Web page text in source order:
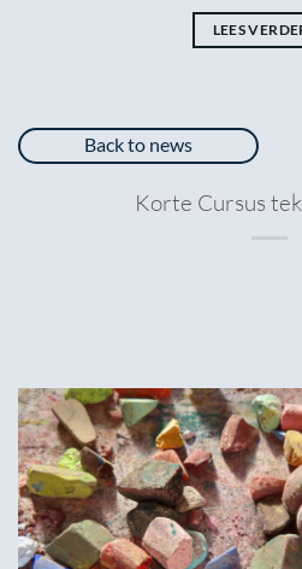
LEES
Back to news
Korte Cursus